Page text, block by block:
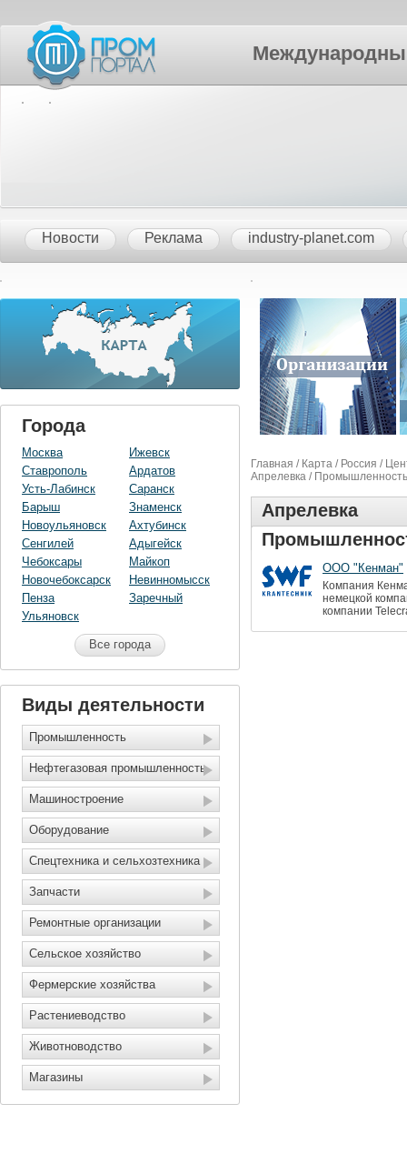
Международный
Новости Реклама industry-planet.com
Города
Москва
Ставрополь
Усть-Лабинск
Барыш
Новоульяновск
Сенгилей
Чебоксары
Новочебоксарск
Пенза
Ульяновск
Ижевск
Ардатов
Саранск
Знаменск
Ахтубинск
Адыгейск
Майкоп
Невинномысск
Заречный
Все города
Виды деятельности
Промышленность
Нефтегазовая промышленность
Машиностроение
Оборудование
Спецтехника и сельхозтехника
Запчасти
Ремонтные организации
Сельское хозяйство
Фермерские хозяйства
Растениеводство
Животноводство
Магазины
Главная / Карта / Россия /
Апрелевка / Промышленность
Апрелевка
ООО "Кенман"
Компания
немецкой
компании